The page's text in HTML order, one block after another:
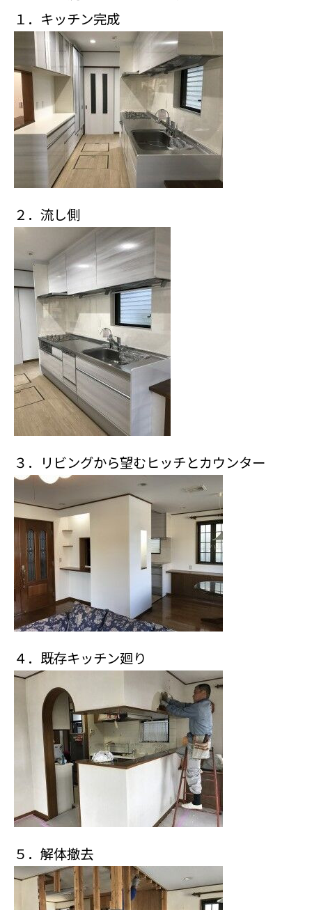
１．キッチン完成
２．流し側
３．リビングから望むヒッチとカウンター
４．既存キッチン廻り
５．解体撤去